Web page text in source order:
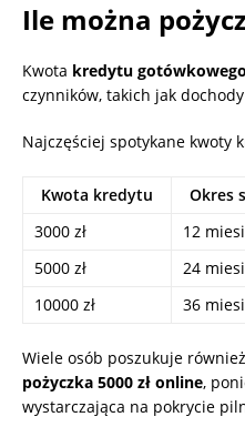
Ile można
Kwota kredytu
czynników, takich jak
Najczęściej spotykane kwoty
Kwota kredytu Okres
3000 zł
12
5000 zł
24
10000 zł
36
Wiele osób poszukuje
pożyczka 5000 zł online,
wystarczająca na pokrycie